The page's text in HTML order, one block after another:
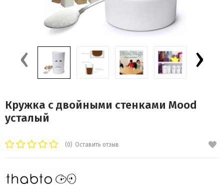
‹ ›
Кружка с двойными стенками Mood
усталый
(0) Оставить отзыв